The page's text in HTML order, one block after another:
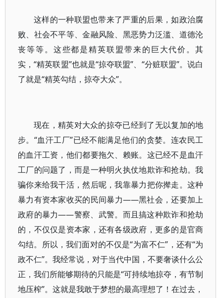
这样的一种联盟也带来了严重的后果，如政治腐
败、社会不平等、金融风险、黑恶势力泛滥、道德沦
丧等等。这些都是精英联盟带来的巨大代价。其
实，“精英联盟”也就是“掠夺联盟”、“分赃联盟”。说白
了就是“精英勾结，掠夺大众”。
现在，精英对大众的掠夺已经到了无以复加的地
步。“血汗工厂”已经不能满足他们的贪婪。连农民工
的血汗工资，他们都要拖欠、赖账。这已经不是血汗
工厂的问题了，而是一种明火执仗地欺诈和抢劫。我
骗你来给我干活，然后呢，我靠暴力把你撵走。这种
暴力有资本家收买的民间暴力——黑社会，还要加上
政府的暴力——警察、武警。而且搞这种欺诈和抢劫
的，不仅仅是资本家，还有各级政府，更多的是官商
勾结。所以，我们面对的不仅是“为富不仁”，还有“为
政不仁”。我经常说，对于当代中国，不要奢谈什么公
正，我们所能够期待的只能是“可持续地掠夺，有节制
地压榨”。这就是我敢于梦想的最高理想了！在过去，